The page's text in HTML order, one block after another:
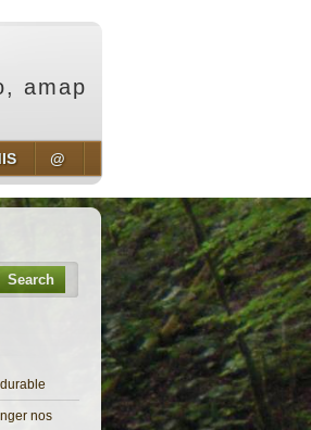
amap
@
Search
nos